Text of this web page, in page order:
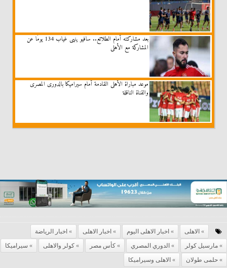
بعد مشاركته أمام الطلائع.. سافيو ينهى غياب 134 يومًا عن
المشاركة مع الأهلى
موعد مباراة الأهلى القادمة أمام سيراميكا بالدورى المصرى
والقناة الناقلة
الاهلى اخبار الاهلى اليوم اخبار الاهلى
اخبار الرياضة
مارسيل كولر
الدوري المصري كأس مصر كولر والاهلى
سيراميكا
حلمى طولان
الاهلى وسيراميكا